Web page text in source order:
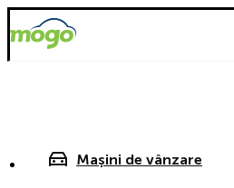
Mașini de vânzare